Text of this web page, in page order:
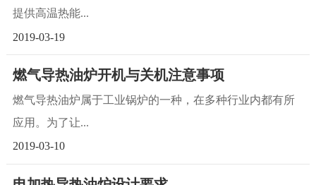
提供高温热能...
2019-03-19
燃气导热油炉开机与关机注意事项
燃气导热油炉属于工业锅炉的一种，在多种行业内都有所
应用。为了让...
2019-03-10